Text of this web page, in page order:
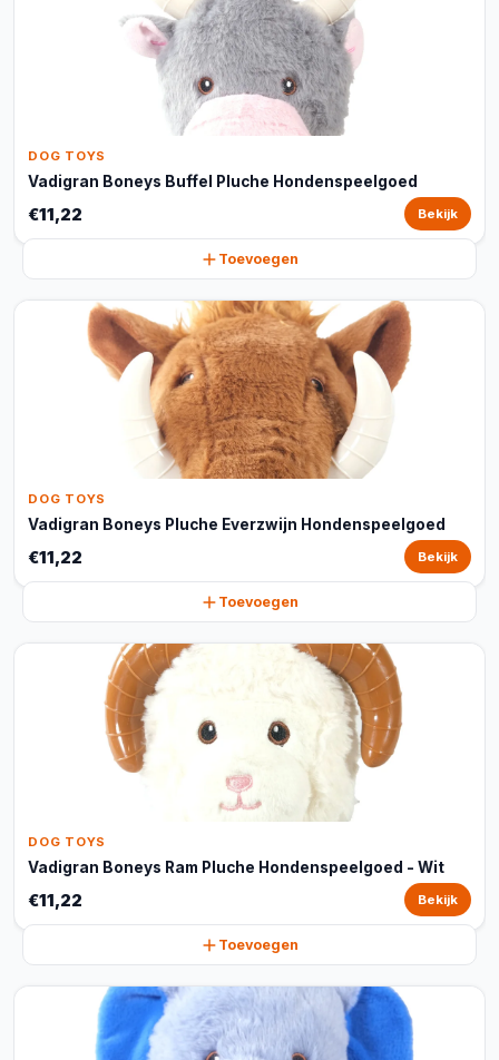
DOG TOYS
Vadigran Boneys Buffel Pluche Hondenspeelgoed
€11,22 Bekijk
Toevoegen
DOG TOYS
Vadigran Boneys Pluche Everzwijn Hondenspeelgoed
€11,22 Bekijk
Toevoegen
DOG TOYS
Vadigran Boneys Ram Pluche Hondenspeelgoed - Wit
€11,22 Bekijk
Toevoegen